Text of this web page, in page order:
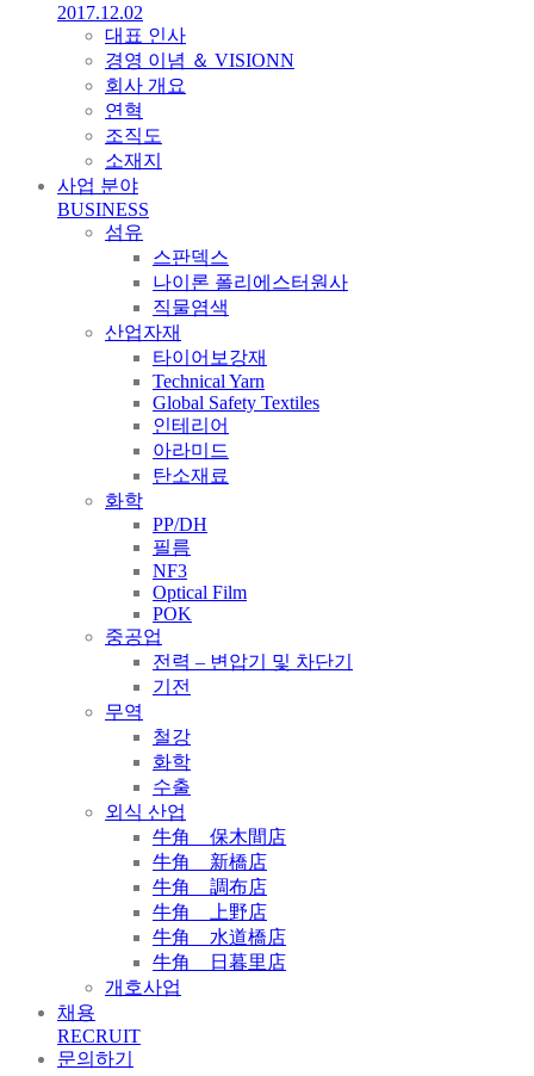
2017.12.02
대표 인사
경영 이념 ＆ VISIONN
회사 개요
연혁
조직도
소재지
사업 분야
BUSINESS
섬유
스판덱스
나이론 폴리에스터원사
직물염색
산업자재
타이어보강재
Technical Yarn
Global Safety Textiles
인테리어
아라미드
탄소재료
화학
PP/DH
필름
NF3
Optical Film
POK
중공업
전력 – 변압기 및 차단기
기전
무역
철강
화학
수출
외식 산업
牛角 保木間店
牛角 新橋店
牛角 調布店
牛角 上野店
牛角 水道橋店
牛角 日暮里店
개호사업
채용
RECRUIT
문의하기